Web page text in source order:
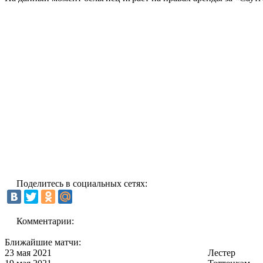
Поделитесь в социальных сетях:
Комментарии:
Ближайшие матчи:
23 мая 2021
Лестер